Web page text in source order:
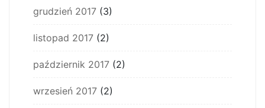
grudzień 2017 (3)
listopad 2017 (2)
październik 2017 (2)
wrzesień 2017 (2)